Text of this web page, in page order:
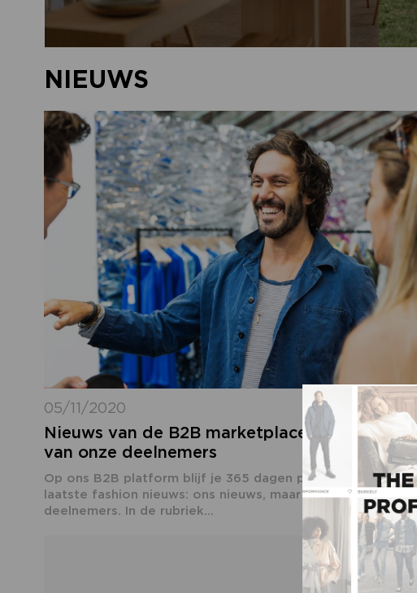
NIEUWS
05/11/2020
Nieuws van de B2B marketplace - een
van onze deelnemers
Op ons B2B platform blijf je 365 dagen per jaar op de
laatste fashion nieuws: ons nieuws, maar ook het nieuws
deelnemers. In de rubriek...